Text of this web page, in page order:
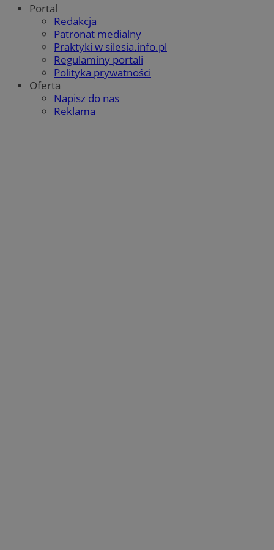
Portal
Redakcja
Patronat medialny
Praktyki w silesia.info.pl
Regulaminy portali
Polityka prywatności
Oferta
Napisz do nas
Reklama